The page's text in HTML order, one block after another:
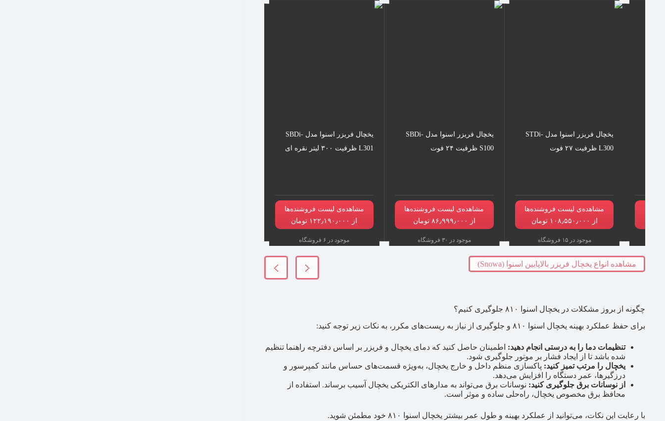
یخچال فریزر اسنوا مدل SBDi-
L301 ظرفیت ۳۰۰ لیتر نقره ای
مشاهده‌ی لیست فروشنده‌ها
از ۱۲۲٫۱۹۰٫۰۰۰ تومان
موجود در ۶ فروشگاه
یخچال فریزر اسنوا مدل SBDi-
S100 ظرفیت ۲۴ فوت
مشاهده‌ی لیست فروشنده‌ها
از ۸۶٫۹۹۹٫۰۰۰ تومان
موجود در ۳۰ فروشگاه
یخچال فریزر اسنوا مدل STDi-
L300 ظرفیت ۲۷ فوت
مشاهده‌ی لیست فروشنده‌ها
از ۱۰۸٫۵۵۰٫۰۰۰ تومان
موجود در ۱۵ فروشگاه
مشاهده انواع یخچال فریزر بالاپایین اسنوا (Snowa)
چگونه از بروز مشکلات در یخچال اسنوا ۸۱۰ جلوگیری کنیم؟
برای حفظ عملکرد بهینه یخچال اسنوا ۸۱۰ و جلوگیری از نیاز به ریست‌های مکرر، به نکات زیر توجه کنید:
تنظیمات دما را به درستی انجام دهید: اطمینان حاصل کنید که دمای یخچال و فریزر بر اساس دفترچه راهنما تنظیم
شده باشد تا از ایجاد فشار بر موتور جلوگیری شود.
یخچال را مرتب تمیز کنید: پاکسازی منظم داخل و خارج یخچال، به‌ویژه قسمت‌های حساس مانند کمپرسور و
درزگیرها، عمر دستگاه را افزایش می‌دهد.
از نوسانات برق جلوگیری کنید: نوسانات برق می‌تواند به مدارهای الکتریکی یخچال آسیب برساند. استفاده از
محافظ برق مخصوص یخچال، راه‌حلی ساده و موثر است.
با رعایت این نکات، می‌توانید از عملکرد بهینه و طول عمر بیشتر یخچال اسنوا ۸۱۰ خود مطمئن شوید.